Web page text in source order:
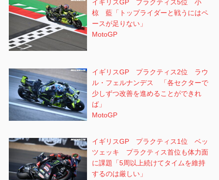
イギリスGP プラクティス5位 小
椋 藍「トップライダーと戦うにはペ
ースが足りない」
MotoGP
イギリスGP プラクティス2位 ラウ
ル・フェルナンデス 「各セクターで
少しずつ改善を進めることができれ
ば」
MotoGP
イギリスGP プラクティス1位 ベッ
ツェッキ プラクティス首位も体力面
に課題「5周以上続けてタイムを維持
するのは厳しい」